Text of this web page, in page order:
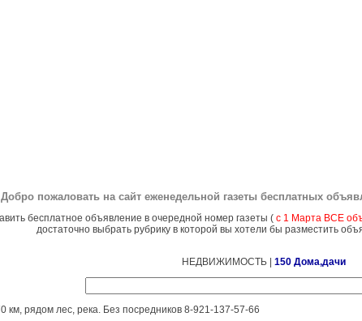
Добро пожаловать на сайт еженедельной газеты бесплатных
бесплатное объявление в очередной номер газеты ( с 1 Марта ВСЕ
достаточно выбрать рубрику в которой вы хотели бы разместить
НЕДВИЖИМОСТЬ | 150 Дома,дачи
рядом лес, река. Без посредников 8-921-137-57-66